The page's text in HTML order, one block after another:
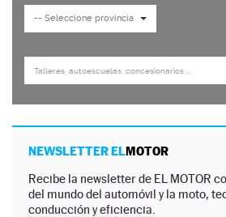
NEWSLETTER ELMOTOR
Recibe la newsletter de EL MOTOR
del mundo del automóvil y la moto,
conducción y eficiencia.